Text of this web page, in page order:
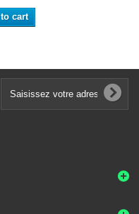
cart